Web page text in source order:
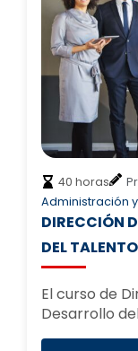
40 horas
Administración
DIRECCIÓN
DEL
El curso de
Desarrollo